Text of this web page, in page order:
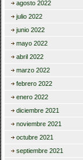
agosto 2022
julio 2022
junio 2022
mayo 2022
abril 2022
marzo 2022
febrero 2022
enero 2022
diciembre 2021
noviembre 2021
octubre 2021
septiembre 2021